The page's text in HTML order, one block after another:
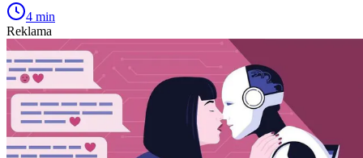
4 min
Reklama